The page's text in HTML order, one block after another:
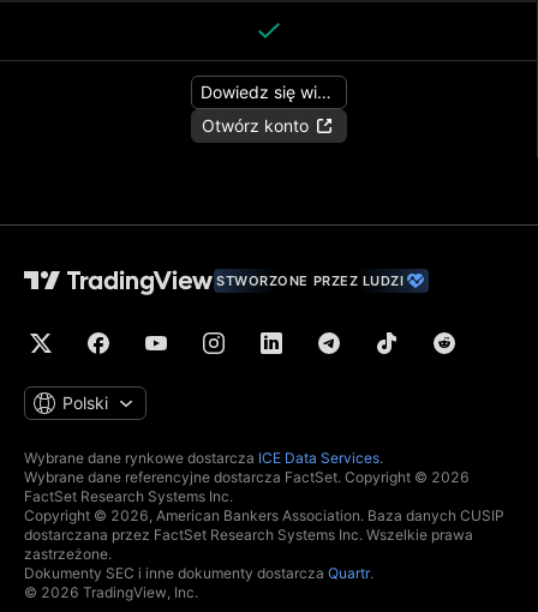
Dowiedz się więcej
Otwórz konto
STWORZONE PRZEZ LUDZI
Polski
Wybrane dane rynkowe dostarcza ICE Data Services.
Wybrane dane referencyjne dostarcza FactSet. Copyright © 2026
FactSet Research Systems Inc.
Copyright © 2026, American Bankers Association. Baza danych CUSIP
dostarczana przez FactSet Research Systems Inc. Wszelkie prawa
zastrzeżone.
Dokumenty SEC i inne dokumenty dostarcza Quartr.
© 2026 TradingView, Inc.